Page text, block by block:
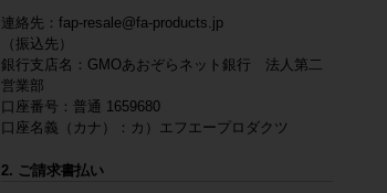
連絡先：fap-resale@fa-products.jp
（振込先）
銀行支店名：GMOあおぞらネット銀行 法人第二
営業部
口座番号：普通 1659680
口座名義（カナ）：カ）エフエープロダクツ
2. ご請求書払い